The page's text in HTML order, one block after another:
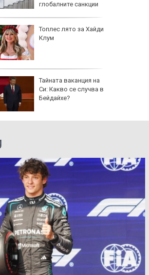
глобалните санкции
Топлес лято за Хайди
Клум
Тайната ваканция на
Си: Какво се случва в
Бейдайхе?